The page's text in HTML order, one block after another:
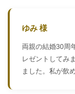
ゆみ 様
両親の結婚30周
レゼントしてみ
ました。私が飲